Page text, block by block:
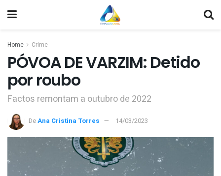
Home Crime
PÓVOA DE VARZIM: Detido
por roubo
Factos remontam a outubro de 2022
DeAna Cristina Torres 14/03/2023